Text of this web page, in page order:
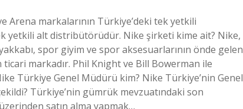
Arena markalarının Türkiye’deki tek yetkili
yetkili alt distribütörüdür. Nike şirketi kime ait? Nike,
spor giyim ve spor aksesuarlarının önde gelen
ticari markadır. Phil Knight ve Bill Bowerman ile
Türkiye Genel Müdürü kim? Nike Türkiye’nin Genel
Türkiye’nin gümrük mevzuatındaki son
satın alma yapmak…